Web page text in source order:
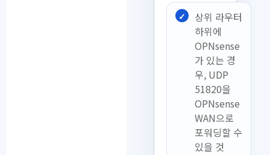
상위 라우터
하위에
OPNsense
가 있는 경
우, UDP
51820을
OPNsense
WAN으로
포워딩할 수
있을 것